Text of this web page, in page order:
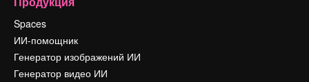
Spaces
ИИ-помощник
Генератор изображений ИИ
Генератор видео ИИ